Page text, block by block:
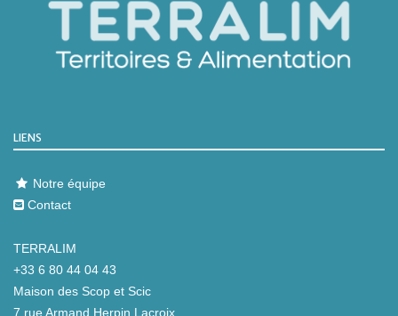
LIENS
Notre équipe
Contact
TERRALIM
+33 6 80 44 04 43
Maison des Scop et Scic
7 rue Armand Herpin Lacroix